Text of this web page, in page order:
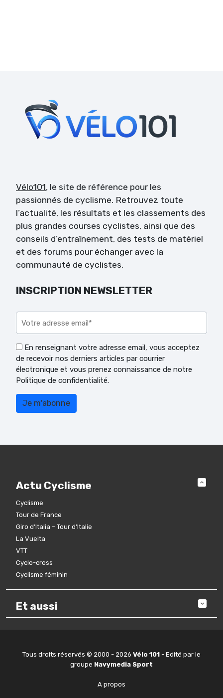
Vélo101, le site de référence pour les
passionnés de cyclisme. Retrouvez toute
l’actualité, les résultats et les classements des
plus grandes courses cyclistes, ainsi que des
conseils d’entraînement, des tests de matériel
et des forums pour échanger avec la
communauté de cyclistes.
INSCRIPTION NEWSLETTER
En renseignant votre adresse email, vous acceptez
de recevoir nos derniers articles par courrier
électronique et vous prenez connaissance de notre
Politique de confidentialité.
Actu Cyclisme
Cyclisme
Tour de France
Giro d’Italia – Tour d’Italie
La Vuelta
VTT
Cyclo-cross
Cyclisme féminin
Et aussi
Tous droits réservés © 2000 - 2026 Vélo 101 - Edité par le
groupe Navymedia Sport
A propos